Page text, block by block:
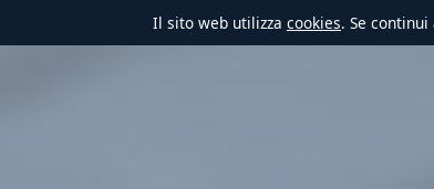
Il sito web utilizza cookies. Se